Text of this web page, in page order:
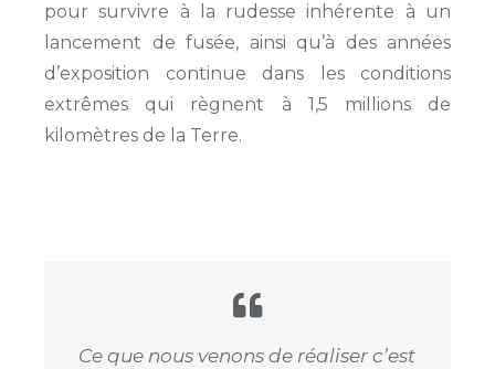
pour survivre à la rudesse inhérente à un
lancement de fusée, ainsi qu’à des années
d’exposition continue dans les conditions
extrêmes qui règnent à 1,5 millions de
kilomètres de la Terre.
Ce que nous venons de réaliser c’est